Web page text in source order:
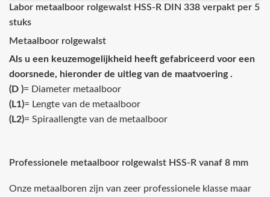
Labor metaalboor rolgewalst HSS-R DIN 338 verpakt per 5
stuks
Metaalboor rolgewalst
Als u een keuzemogelijkheid heeft gefabriceerd voor een
doorsnede, hieronder de uitleg van de maatvoering .
(D )= Diameter metaalboor
(L1)= Lengte van de metaalboor
(L2)= Spiraallengte van de metaalboor
Professionele metaalboor rolgewalst HSS-R vanaf 8 mm
Onze metaalboren zijn van zeer professionele klasse maar